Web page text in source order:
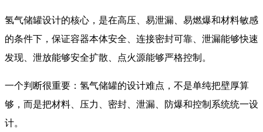
氢气储罐设计的核心，是在高压、易泄漏、易燃爆和材料敏感
的条件下，保证容器本体安全、连接密封可靠、泄漏能够快速
发现、泄放能够安全扩散、点火源能够严格控制。
一个判断很重要：氢气储罐的设计难点，不是单纯把壁厚算
够，而是把材料、压力、密封、泄漏、防爆和控制系统统一设
计。